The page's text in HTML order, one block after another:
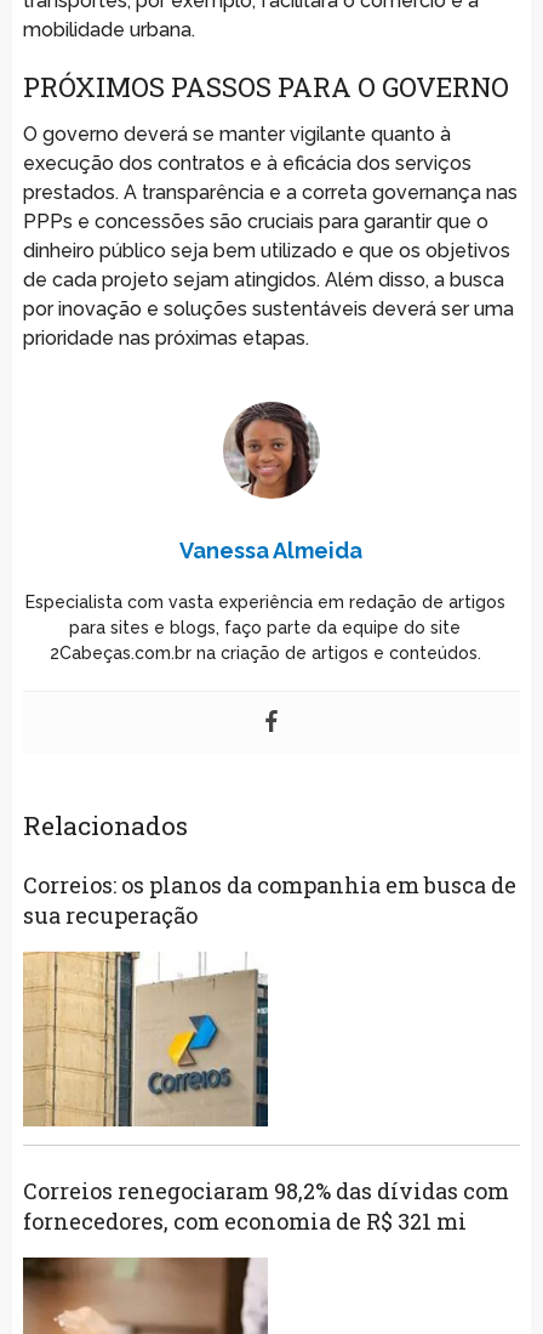
mobilidade urbana.
PRÓXIMOS PASSOS PARA O GOVERNO
O governo deverá se manter vigilante quanto à
execução dos contratos e à eficácia dos serviços
prestados. A transparência e a correta governança nas
PPPs e concessões são cruciais para garantir que o
dinheiro público seja bem utilizado e que os objetivos
de cada projeto sejam atingidos. Além disso, a busca
por inovação e soluções sustentáveis deverá ser uma
prioridade nas próximas etapas.
Vanessa Almeida
Especialista com vasta experiência em redação de artigos
para sites e blogs, faço parte da equipe do site
2Cabeças.com.br na criação de artigos e conteúdos.
Relacionados
Correios: os planos da companhia em busca de
sua recuperação
Correios renegociaram 98,2% das dívidas com
fornecedores, com economia de R$ 321 mi